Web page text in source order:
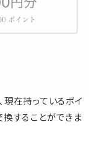
現在持っているポイ
することができま